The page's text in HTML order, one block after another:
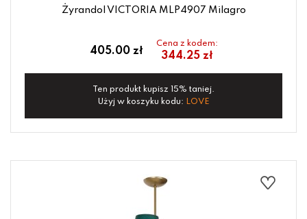
Żyrandol VICTORIA MLP4907 Milagro
405.00 zł
Cena z kodem:
344.25 zł
Ten produkt kupisz 15% taniej.
Użyj w koszyku kodu: LOVE